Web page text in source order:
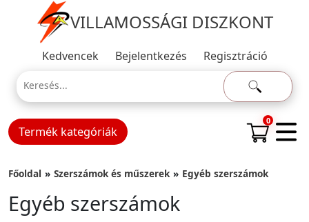
VILLAMOSSÁGI DISZKONT
Kedvencek Bejelentkezés Regisztráció
Termék kategóriák
0
Főoldal Szerszámok és műszerek Egyéb szerszámok
Egyéb szerszámok